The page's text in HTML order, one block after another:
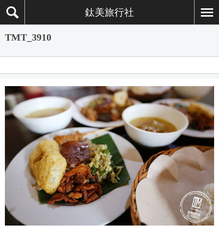
鈦美旅行社
TMT_3910